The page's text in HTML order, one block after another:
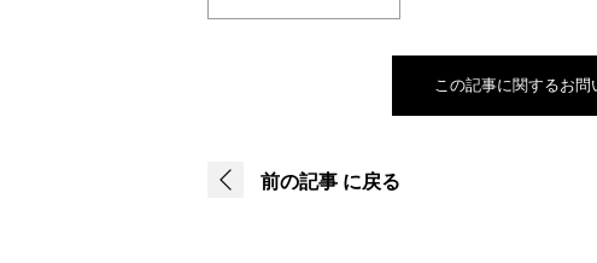
この記事に関するお問
前の記事 に戻る